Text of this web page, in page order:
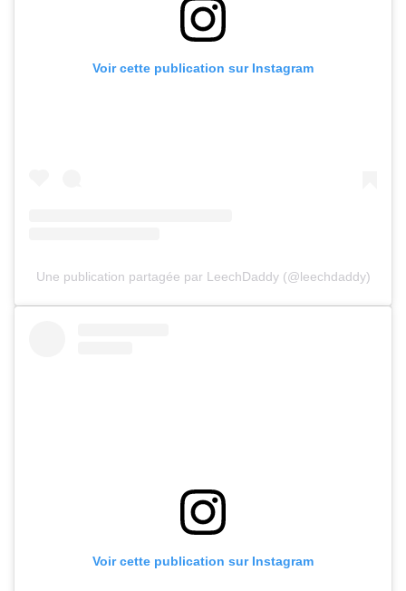
Voir cette publication sur Instagram
Une publication partagée par LeechDaddy (@leechdaddy)
Voir cette publication sur Instagram